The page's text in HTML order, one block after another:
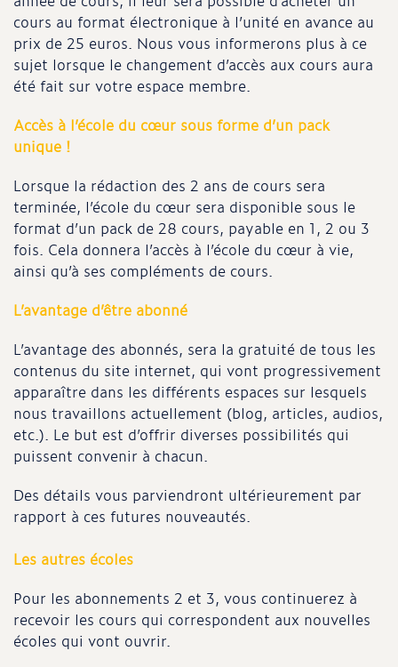
cours au format électronique à l’unité en avance au
prix de 25 euros. Nous vous informerons plus à ce
sujet lorsque le changement d’accès aux cours aura
été fait sur votre espace membre.
Accès à l’école du cœur sous forme d’un pack
unique !
Lorsque la rédaction des 2 ans de cours sera
terminée, l’école du cœur sera disponible sous le
format d’un pack de 28 cours, payable en 1, 2 ou 3
fois. Cela donnera l’accès à l’école du cœur à vie,
ainsi qu’à ses compléments de cours.
L’avantage d’être abonné
L’avantage des abonnés, sera la gratuité de tous les
contenus du site internet, qui vont progressivement
apparaître dans les différents espaces sur lesquels
nous travaillons actuellement (blog, articles, audios,
etc.). Le but est d’offrir diverses possibilités qui
puissent convenir à chacun.
Des détails vous parviendront ultérieurement par
rapport à ces futures nouveautés.
Les autres écoles
Pour les abonnements 2 et 3, vous continuerez à
recevoir les cours qui correspondent aux nouvelles
écoles qui vont ouvrir.